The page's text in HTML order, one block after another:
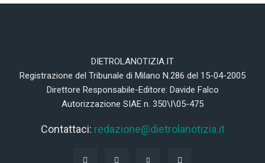
DIETROLANOTIZIA.IT
Registrazione del Tribunale di Milano N.286 del 15-04-2005
Direttore Responsabile-Editore: Davide Falco
Autorizzazione SIAE n. 350\I\05-475
Contattaci: redazione@dietrolanotizia.it